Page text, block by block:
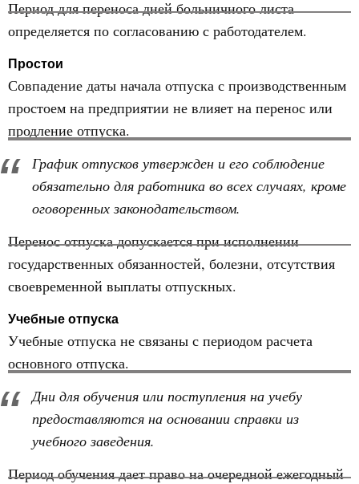
Период для переноса дней больничного листа
определяется по согласованию с работодателем.
Простои
Совпадение даты начала отпуска с производственным
простоем на предприятии не влияет на перенос или
продление отпуска.
График отпусков утвержден и его соблюдение
обязательно для работника во всех случаях, кроме
оговоренных законодательством.
Перенос отпуска допускается при исполнении
государственных обязанностей, болезни, отсутствия
своевременной выплаты отпускных.
Учебные отпуска
Учебные отпуска не связаны с периодом расчета
основного отпуска.
Дни для обучения или поступления на учебу
предоставляются на основании справки из
учебного заведения.
Период обучения дает право на очередной ежегодный